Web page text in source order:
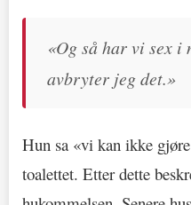
«Og så har vi sex i
avbryter jeg det.»
Hun sa «vi kan ikke
toalettet. Etter dette